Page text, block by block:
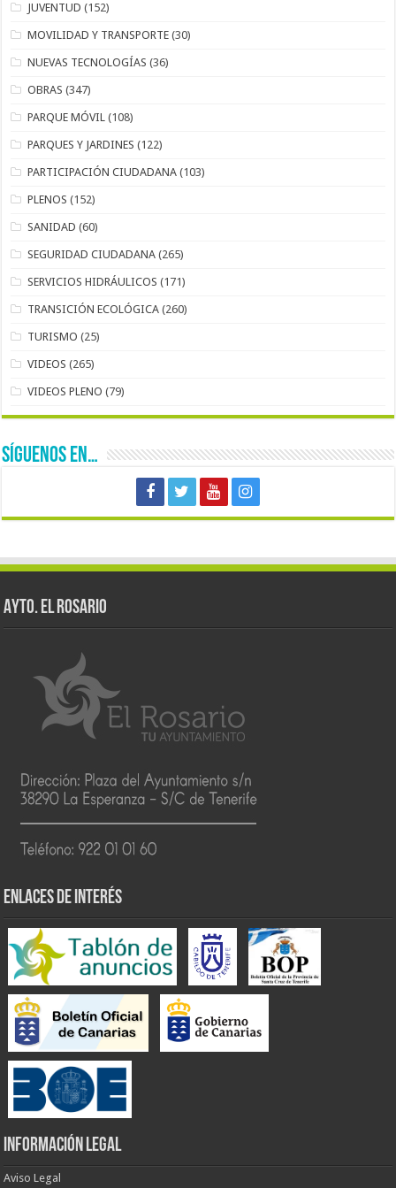
JUVENTUD (152)
MOVILIDAD Y TRANSPORTE (30)
NUEVAS TECNOLOGÍAS (36)
OBRAS (347)
PARQUE MÓVIL (108)
PARQUES Y JARDINES (122)
PARTICIPACIÓN CIUDADANA (103)
PLENOS (152)
SANIDAD (60)
SEGURIDAD CIUDADANA (265)
SERVICIOS HIDRÁULICOS (171)
TRANSICIÓN ECOLÓGICA (260)
TURISMO (25)
VIDEOS (265)
VIDEOS PLENO (79)
SÍGUENOS EN…
AYTO. EL ROSARIO
ENLACES DE INTERÉS
INFORMACIÓN LEGAL
Aviso Legal